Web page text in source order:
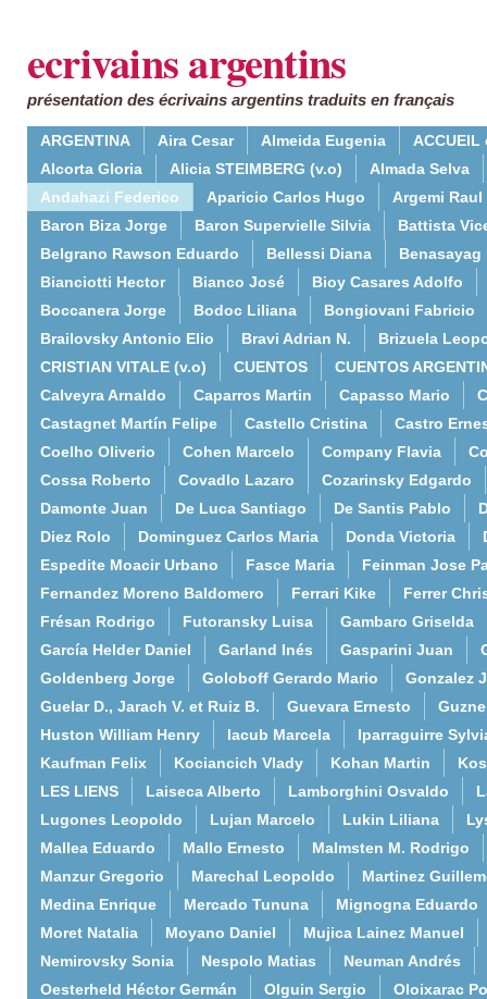
ecrivains argentins
présentation des écrivains argentins traduits en français
ARGENTINA Aira Cesar Almeida Eugenia
ACCUEIL
Alcorta Gloria
Alicia STEIMBERG (v.o)
Almada Selva
Andahazi Federico
Aparicio Carlos Hugo
Argemi Raul
Baron Biza Jorge
Baron Supervielle Silvia
Battista
Belgrano Rawson Eduardo
Bellessi Diana
Benasayag
Bianciotti Hector
Bianco José
Bioy Casares Adolfo
Boccanera Jorge
Bodoc Liliana
Bongiovani Fabricio
Brailovsky Antonio Elio
Bravi Adrian N.
Brizuela
CRISTIAN VITALE (v.o)
CUENTOS
CUENTOS
Calveyra Arnaldo
Caparros Martin Capasso Mario
Castagnet Martín Felipe
Castello Cristina
Castro
Coelho Oliverio
Cohen Marcelo Company Flavia
Cossa Roberto
Covadlo Lazaro
Cozarinsky Edgardo
Damonte Juan
De Luca Santiago De Santis Pablo
Diez Rolo
Dominguez Carlos Maria Donda Victoria
Espedite Moacir Urbano
Fasce Maria
Feinman Jose
Fernandez Moreno Baldomero
Ferrari Kike
Ferrer
Frésan Rodrigo
Futoransky Luisa
Gambaro Griselda
García Helder Daniel
Garland Inés Gasparini Juan
Goldenberg Jorge
Goloboff Gerardo Mario
Gonzalez
Guelar D., Jarach V. et Ruiz B.
Guevara Ernesto
Huston William Henry
Iacub Marcela
Iparraguirre
Kaufman Felix
Kociancich Vlady Kohan Martin
LES LIENS
Laiseca Alberto Lamborghini Osvaldo
Lugones Leopoldo
Lujan Marcelo Lukin Liliana
Mallea Eduardo
Mallo Ernesto
Malmsten M. Rodrigo
Manzur Gregorio
Marechal Leopoldo
Martinez
Medina Enrique
Mercado Tununa
Mignogna Eduardo
Moret Natalia
Moyano Daniel
Mujica Lainez Manuel
Nemirovsky Sonia
Nespolo Matias
Neuman Andrés
Oesterheld Héctor Germán
Olguin Sergio
Oloixarac